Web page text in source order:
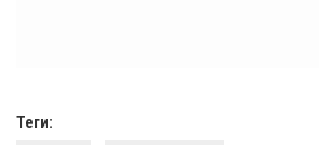
Теги: